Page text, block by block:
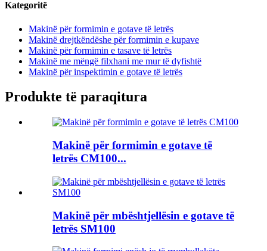
Kategoritë
Makinë për formimin e gotave të letrës
Makinë drejtkëndëshe për formimin e kupave
Makinë për formimin e tasave të letrës
Makinë me mëngë filxhani me mur të dyfishtë
Makinë për inspektimin e gotave të letrës
Produkte të paraqitura
Makinë për formimin e gotave të
letrës CM100...
Makinë për mbështjellësin e gotave të
letrës SM100